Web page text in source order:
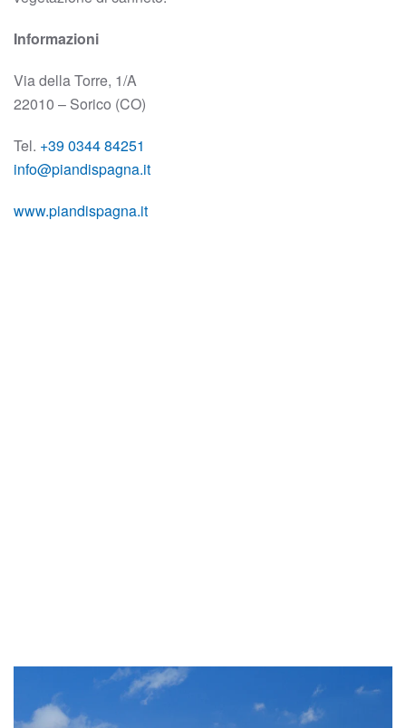
Informazioni
Via della Torre, 1/A
22010 – Sorico (CO)
Tel. +39 0344 84251
info@piandispagna.it
www.piandispagna.it